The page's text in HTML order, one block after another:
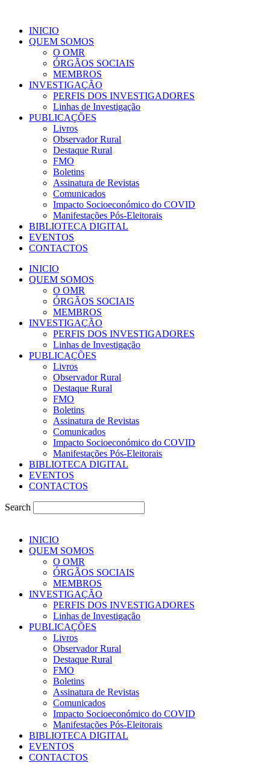
INICIO
QUEM SOMOS
O OMR
ÓRGÃOS SOCIAIS
MEMBROS
INVESTIGAÇÃO
PERFIS DOS INVESTIGADORES
Linhas de Investigação
PUBLICAÇÕES
Livros
Observador Rural
Destaque Rural
FMO
Boletins
Assinatura de Revistas
Comunicados
Impacto Socioeconómico do COVID
Manifestações Pós-Eleitorais
BIBLIOTECA DIGITAL
EVENTOS
CONTACTOS
INICIO
QUEM SOMOS
O OMR
ÓRGÃOS SOCIAIS
MEMBROS
INVESTIGAÇÃO
PERFIS DOS INVESTIGADORES
Linhas de Investigação
PUBLICAÇÕES
Livros
Observador Rural
Destaque Rural
FMO
Boletins
Assinatura de Revistas
Comunicados
Impacto Socioeconómico do COVID
Manifestações Pós-Eleitorais
BIBLIOTECA DIGITAL
EVENTOS
CONTACTOS
Search
INICIO
QUEM SOMOS
O OMR
ÓRGÃOS SOCIAIS
MEMBROS
INVESTIGAÇÃO
PERFIS DOS INVESTIGADORES
Linhas de Investigação
PUBLICAÇÕES
Livros
Observador Rural
Destaque Rural
FMO
Boletins
Assinatura de Revistas
Comunicados
Impacto Socioeconómico do COVID
Manifestações Pós-Eleitorais
BIBLIOTECA DIGITAL
EVENTOS
CONTACTOS